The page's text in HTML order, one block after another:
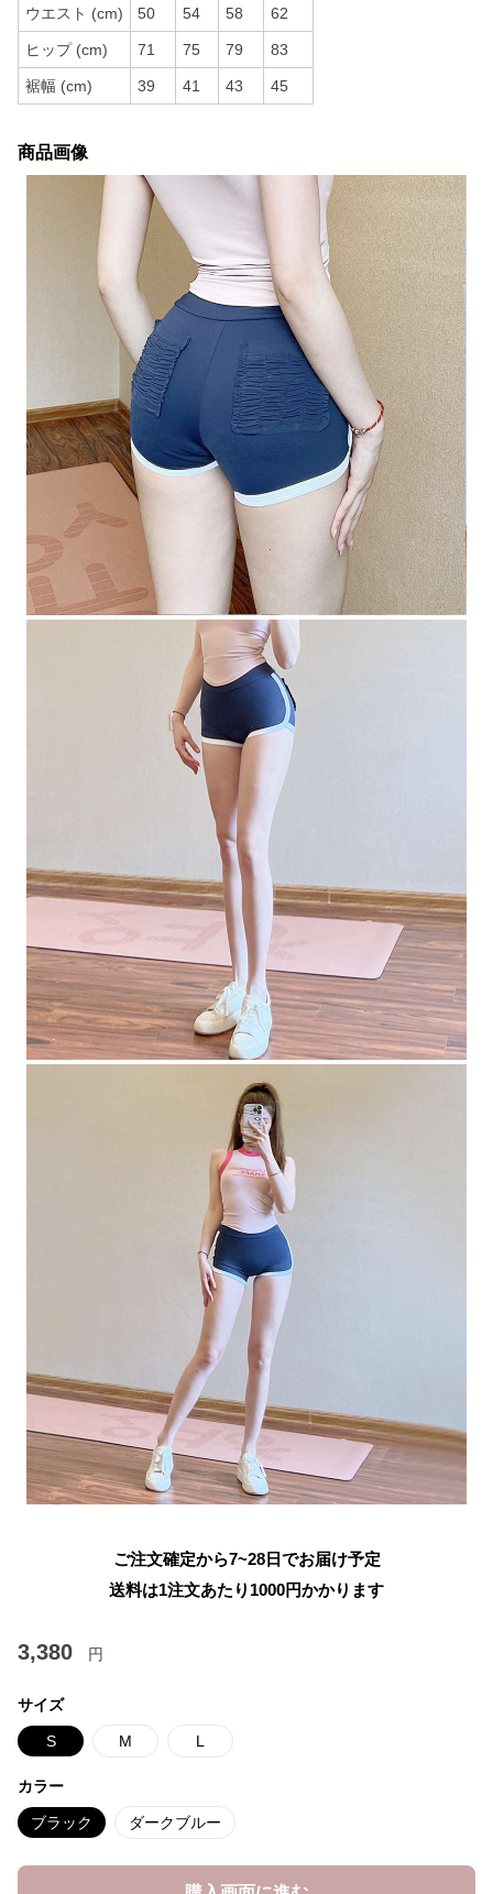
ウエスト (cm) 50 54 58 62
ヒップ (cm) 71 75 79 83
裾幅 (cm) 39 41 43 45
商品画像
ご注文確定から7~28日でお届け予定
送料は1注文あたり 1000円かかります
3,380 円
サイズ
S M L
カラー
ブラック ダークブルー